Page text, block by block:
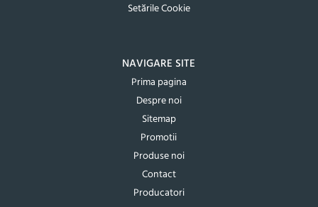
Setările Cookie
NAVIGARE SITE
Prima pagina
Despre noi
Sitemap
Promotii
Produse noi
Contact
Producatori